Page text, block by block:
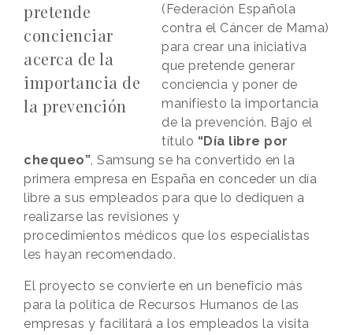
pretende
concienciar
acerca de la
importancia de
la prevención
(Federación Española
contra el Cáncer de Mama)
para crear una iniciativa
que pretende generar
conciencia y poner de
manifiesto la importancia
de la prevención. Bajo el
título “Día libre por
chequeo”, Samsung se ha convertido en la
primera empresa en España en conceder un día
libre a sus empleados para que lo dediquen a
realizarse las revisiones y
procedimientos médicos que los especialistas
les hayan recomendado.
El proyecto se convierte en un beneficio más
para la política de Recursos Humanos de las
empresas y facilitará a los empleados la visita